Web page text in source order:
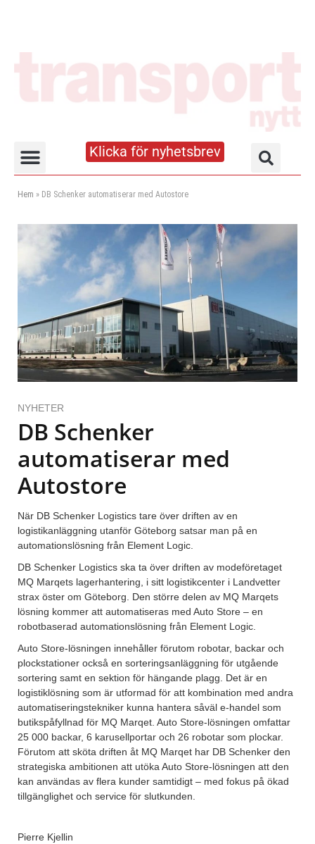
Klicka för nyhetsbrev
Hem » DB Schenker automatiserar med Autostore
NYHETER
DB Schenker
automatiserar med
Autostore
När DB Schenker Logistics tare över driften av en
logistikanläggning utanför Göteborg satsar man på en
automationslösning från Element Logic.
DB Schenker Logistics ska ta över driften av modeföretaget
MQ Marqets lagerhantering, i sitt logistikcenter i Landvetter
strax öster om Göteborg. Den större delen av MQ Marqets
lösning kommer att automatiseras med Auto Store – en
robotbaserad automationslösning från Element Logic.
Auto Store-lösningen innehåller förutom robotar, backar och
plockstationer också en sorteringsanläggning för utgående
sortering samt en sektion för hängande plagg. Det är en
logistiklösning som är utformad för att kombination med andra
automatiseringstekniker kunna hantera såväl e-handel som
butikspåfyllnad för MQ Marqet. Auto Store-lösningen omfattar
25 000 backar, 6 karusellportar och 26 robotar som plockar.
Förutom att sköta driften åt MQ Marqet har DB Schenker den
strategiska ambitionen att utöka Auto Store-lösningen att den
kan användas av flera kunder samtidigt – med fokus på ökad
tillgänglighet och service för slutkunden.
Pierre Kjellin